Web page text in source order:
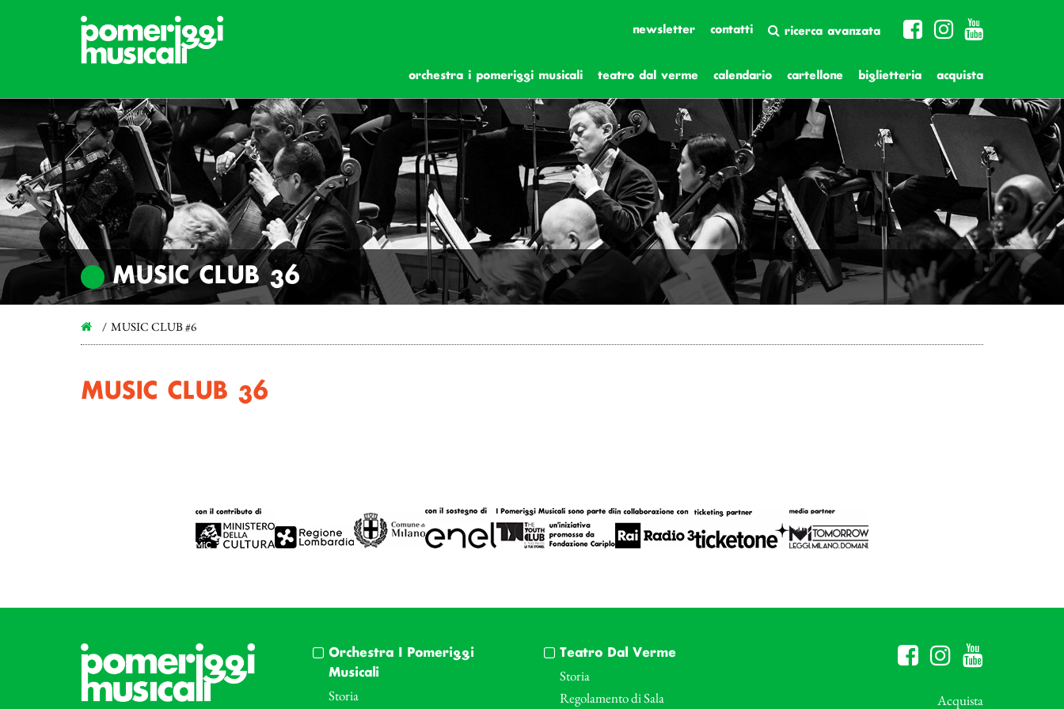
newsletter contatti ricerca avanzata
orchestra i pomeriggi musicali teatro dal verme calendario cartellone biglietteria acquista
MUSIC CLUB #6
MUSIC CLUB #6
MUSIC CLUB #6
Orchestra I Pomeriggi
Musicali
Storia
Teatro Dal Verme
Storia
Regolamento di Sala
Acquista